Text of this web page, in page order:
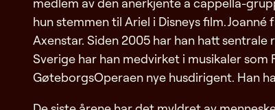
hun stemmen til Ariel i Disneys film.
Axenstar. Siden 2005 har han hatt sentrale
Sverige har han medvirket i musikaler som
GøteborgsOperaen nye husdirigent. Han